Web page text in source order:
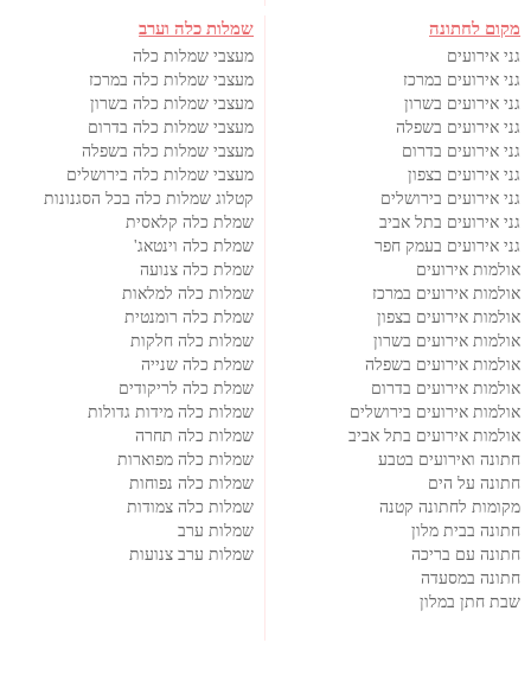
מקום לחתונה
גני אירועים
גני אירועים במרכז
גני אירועים בשרון
גני אירועים בשפלה
גני אירועים בדרום
גני אירועים בצפון
גני אירועים בירושלים
גני אירועים בתל אביב
גני אירועים בעמק חפר
אולמות אירועים
אולמות אירועים במרכז
אולמות אירועים בצפון
אולמות אירועים בשרון
אולמות אירועים בשפלה
אולמות אירועים בדרום
אולמות אירועים בירושלים
אולמות אירועים בתל אביב
חתונה ואירועים בטבע
חתונה על הים
מקומות לחתונה קטנה
חתונה בבית מלון
חתונה עם בריכה
חתונה במסעדה
שבת חתן במלון
שמלות כלה וערב
מעצבי שמלות כלה
מעצבי שמלות כלה במרכז
מעצבי שמלות כלה בשרון
מעצבי שמלות כלה בדרום
מעצבי שמלות כלה בשפלה
מעצבי שמלות כלה בירושלים
קטלוג שמלות כלה בכל הסגנונות
שמלת כלה קלאסית
שמלת כלה וינטאג'
שמלת כלה צנועה
שמלות כלה למלאות
שמלת כלה רומנטית
שמלות כלה חלקות
שמלת כלה שנייה
שמלת כלה לריקודים
שמלות כלה מידות גדולות
שמלות כלה תחרה
שמלות כלה מפוארות
שמלות כלה נפוחות
שמלות כלה צמודות
שמלות ערב
שמלות ערב צנועות